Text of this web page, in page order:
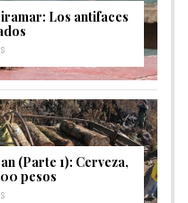
Los antifaces
(Parte 1): Cerveza,
pesos